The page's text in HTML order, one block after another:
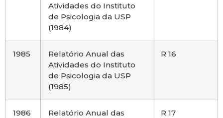
Atividades do Instituto
de Psicologia da USP
(1984)
1985
Relatório Anual das
Atividades do Instituto
de Psicologia da USP
(1985)
R 16
1986
Relatório Anual das
R 17